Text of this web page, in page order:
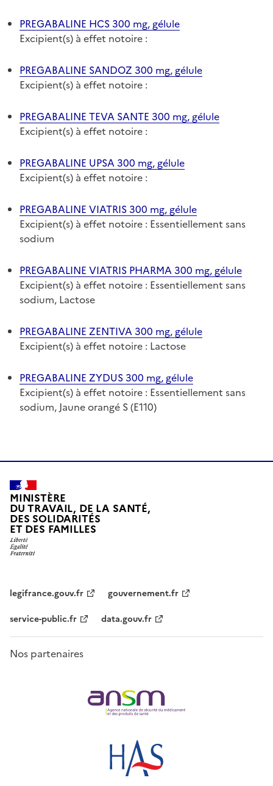
PREGABALINE HCS 300 mg, gélule
Excipient(s) à effet notoire :
PREGABALINE SANDOZ 300 mg, gélule
Excipient(s) à effet notoire :
PREGABALINE TEVA SANTE 300 mg, gélule
Excipient(s) à effet notoire :
PREGABALINE UPSA 300 mg, gélule
Excipient(s) à effet notoire :
PREGABALINE VIATRIS 300 mg, gélule
Excipient(s) à effet notoire : Essentiellement sans
sodium
PREGABALINE VIATRIS PHARMA 300 mg, gélule
Excipient(s) à effet notoire : Essentiellement sans
sodium, Lactose
PREGABALINE ZENTIVA 300 mg, gélule
Excipient(s) à effet notoire : Lactose
PREGABALINE ZYDUS 300 mg, gélule
Excipient(s) à effet notoire : Essentiellement sans
sodium, Jaune orangé S (E110)
MINISTÈRE
DU TRAVAIL, DE LA SANTÉ,
DES SOLIDARITÉS
ET DES FAMILLES
legifrance.gouv.fr
gouvernement.fr
service-public.fr
data.gouv.fr
Nos partenaires